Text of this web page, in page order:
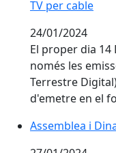
TV per cable
24/01/2024
El proper dia 14
només les
Terrestre
d'emetre en el
Assemblea i
Assemblea i